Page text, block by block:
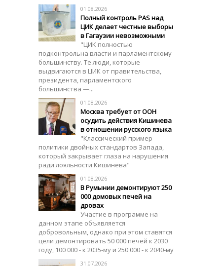
01.08.2026
Полный контроль PAS над
ЦИК делает честные выборы
в Гагаузии невозможными
"ЦИК полностью
подконтрольна власти и парламентскому
большинству. Те люди, которые
выдвигаются в ЦИК от правительства,
президента, парламентского
большинства —...
01.08.2026
Москва требует от ООН
осудить действия Кишинева
в отношении русского языка
"Классический пример
политики двойных стандартов Запада,
который закрывает глаза на нарушения
ради лояльности Кишинева"
01.08.2026
В Румынии демонтируют 250
000 домовых печей на
дровах
Участие в программе на
данном этапе объявляется
добровольным, однако при этом ставятся
цели демонтировать 50 000 печей к 2030
году, 100 000 - к 2035-му и 250 000 - к 2040-му
31.07.2026